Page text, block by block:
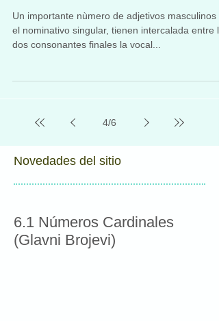
Un importante nùmero de adjetivos masculinos
el nominativo singular, tienen intercalada entre las
dos consonantes finales la vocal...
4/6
Novedades del sitio
6.1 Números Cardinales
(Glavni Brojevi)